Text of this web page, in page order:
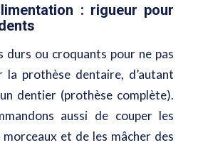
: rigueur pour
durs ou croquants pour ne pas
la prothèse dentaire, d’autant
dentier (prothèse complète).
aussi de couper les
et de les mâcher des